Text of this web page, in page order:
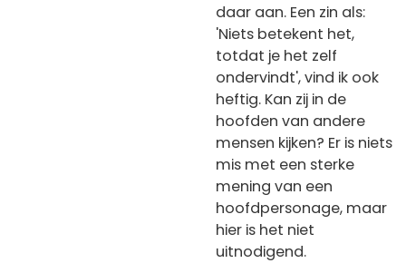
daar aan. Een zin als:
'Niets betekent het,
totdat je het zelf
ondervindt', vind ik ook
heftig. Kan zij in de
hoofden van andere
mensen kijken? Er is niets
mis met een sterke
mening van een
hoofdpersonage, maar
hier is het niet
uitnodigend.